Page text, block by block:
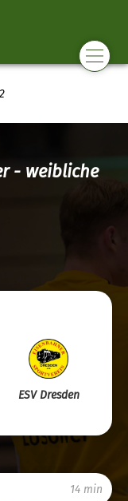
- weibliche
ESV Dresden
14 min